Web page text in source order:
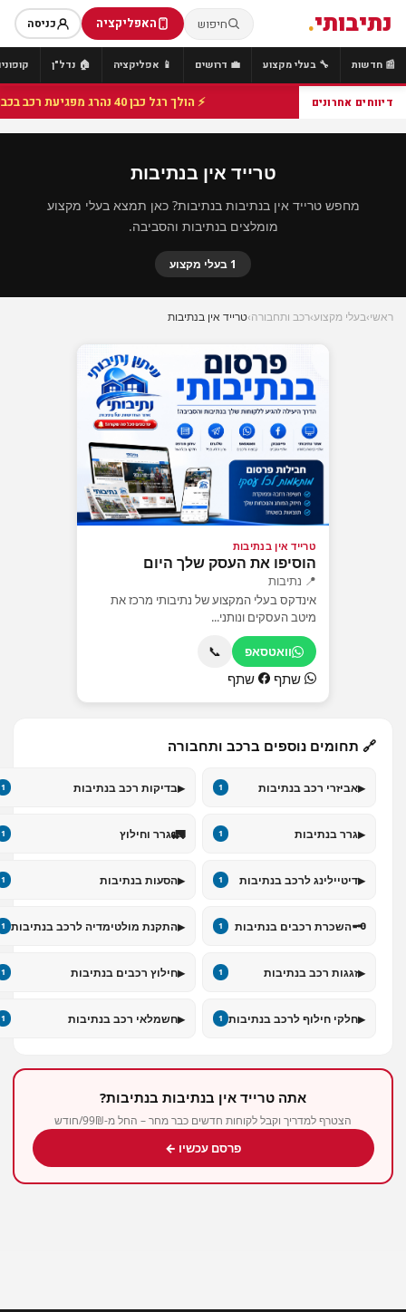
נתיבותי. חיפוש האפליקציה כניסה
📰 חדשות 🔧 בעלי מקצוע 💼 דרושים 📱 אפליקציה 🏠 נדל"ן
דיווחים אחרונים ⚡ הולך רגל כבן 40 נהרג מפגיעת רכב בכביש 25 סמוך לצומת הנשיא, מתנדבי זק"א פועלו בזירה
טרייד אין בנתיבות
מחפש טרייד אין בנתיבות בנתיבות? כאן תמצא בעלי מקצוע
מומלצים בנתיבות והסביבה.
1 בעלי מקצוע
ראשי›בעלי מקצוע›רכב ותחבורה›טרייד אין בנתיבות
טרייד אין בנתיבות
הוסיפו את העסק שלך היום
📍 נתיבות
אינדקס בעלי המקצוע של נתיבותי מרכז את
מיטב העסקים ונותני...
וואטסאפ 📞
שתף שתף
🔗 תחומים נוספים ברכב ותחבורה
▸אביזרי רכב בנתיבות 1
▸בדיקות רכב בנתיבות 1
▸גרר בנתיבות 1
🚛גרר וחילוץ 1
▸דיטיילינג לרכב בנתיבות 1
▸הסעות בנתיבות 1
🗝️השכרת רכבים בנתיבות 1
▸התקנת מולטימדיה לרכב בנתיבות 1
▸זגגות רכב בנתיבות 1
▸חילוץ רכבים בנתיבות 1
▸חלקי חילוף לרכב בנתיבות 1
▸חשמלאי רכב בנתיבות 1
אתה טרייד אין בנתיבות בנתיבות?
הצטרף למדריך וקבל לקוחות חדשים כבר מחר – החל מ-99₪/חודש
פרסם עכשיו ←